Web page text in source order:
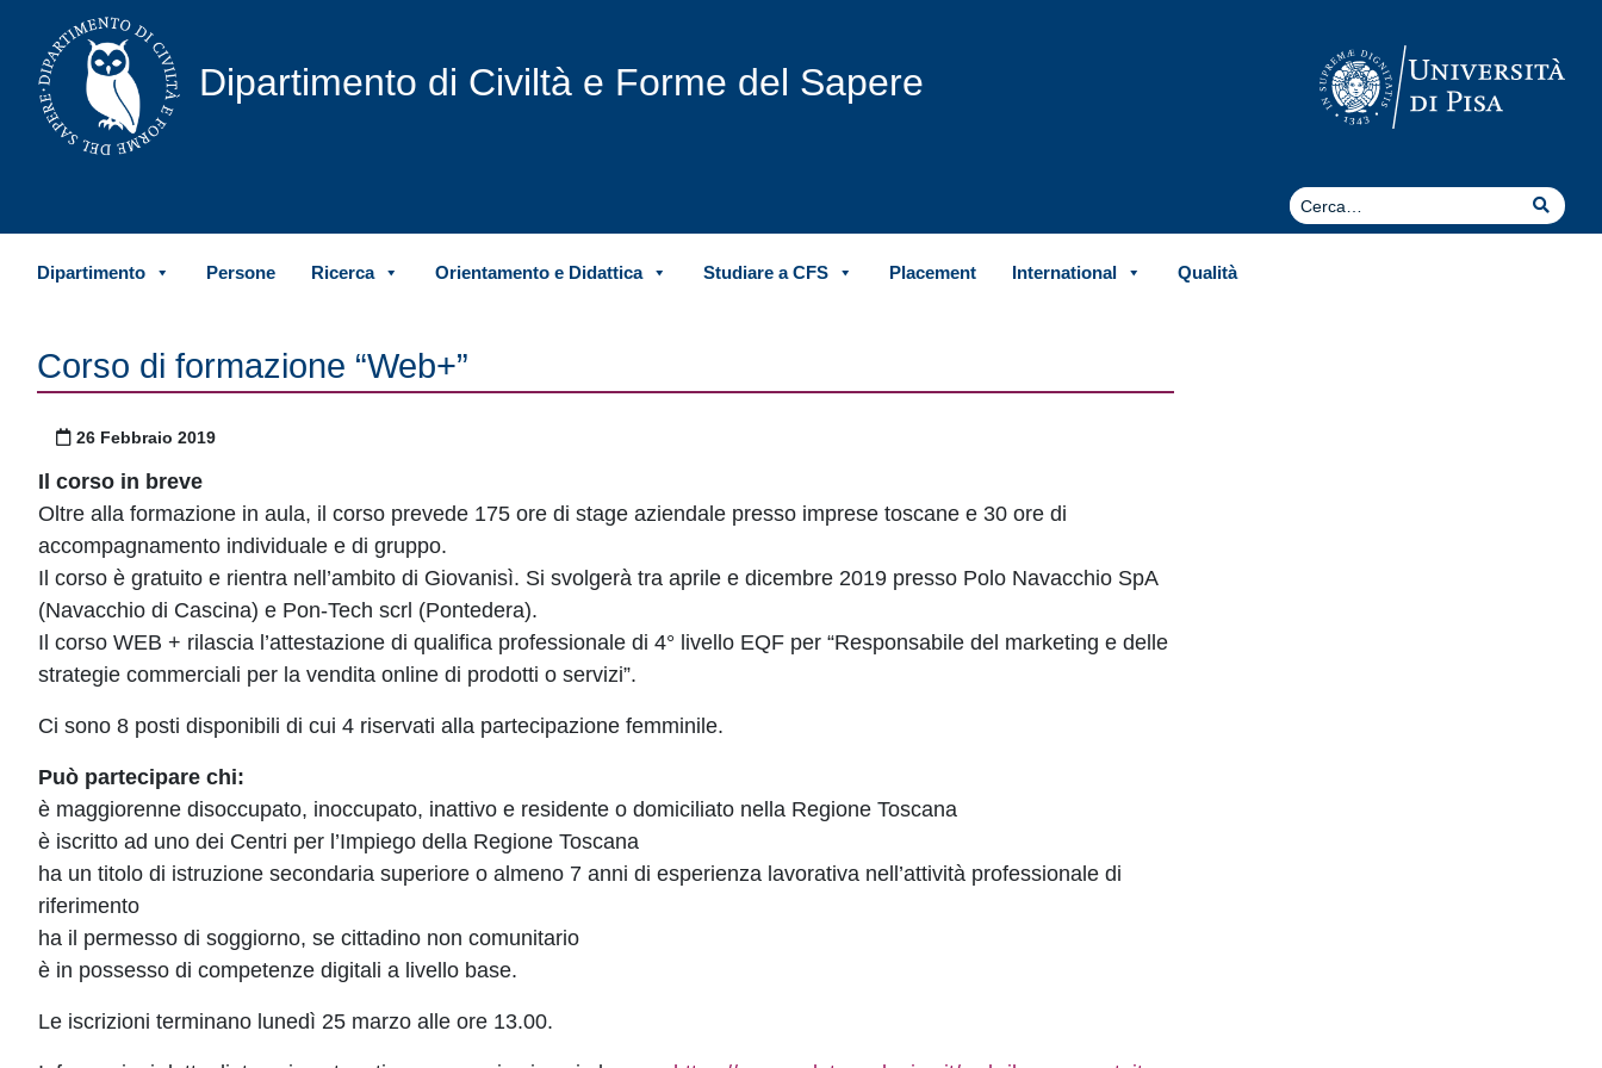
Vai al contenuto
Dipartimento di Civiltà e Forme del Sapere
Cerca
Cerca
Dipartimento Persone Ricerca Orientamento e Didattica Studiare a CFS Placement International Qualità
Corso di formazione “Web+”
Pubblicato il
26 Febbraio 2019
Il corso in breve
Oltre alla formazione in aula, il corso prevede 175 ore di stage aziendale presso imprese toscane e 30 ore di
accompagnamento individuale e di gruppo.
Il corso è gratuito e rientra nell’ambito di Giovanisì. Si svolgerà tra aprile e dicembre 2019 presso Polo Navacchio SpA
(Navacchio di Cascina) e Pon-Tech scrl (Pontedera).
Il corso WEB + rilascia l’attestazione di qualifica professionale di 4° livello EQF per “Responsabile del marketing e delle
strategie commerciali per la vendita online di prodotti o servizi”.
Ci sono 8 posti disponibili di cui 4 riservati alla partecipazione femminile.
Può partecipare chi:
è maggiorenne disoccupato, inoccupato, inattivo e residente o domiciliato nella Regione Toscana
è iscritto ad uno dei Centri per l’Impiego della Regione Toscana
ha un titolo di istruzione secondaria superiore o almeno 7 anni di esperienza lavorativa nell’attività professionale di
riferimento
ha il permesso di soggiorno, se cittadino non comunitario
è in possesso di competenze digitali a livello base.
Le iscrizioni terminano lunedì 25 marzo alle ore 13.00.